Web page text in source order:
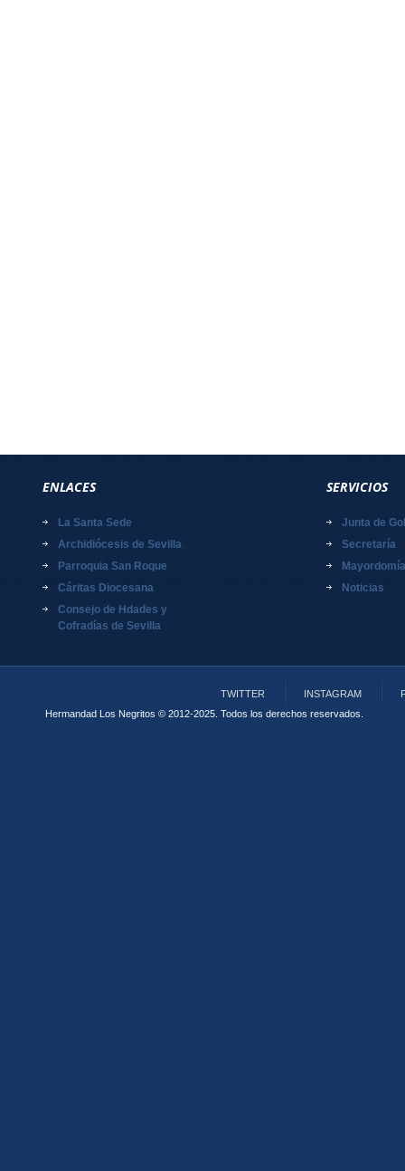
ENLACES
La Santa Sede
Archidiócesis de Sevilla
Parroquia San Roque
Cáritas Diocesana
Consejo de Hdades y
Cofradías de Sevilla
SERVICIOS
Junta de
Secretaría
Mayordomía
Noticias
TWITTER INSTAGRAM
Hermandad Los Negritos © 2012-2025. Todos los derechos reservados.